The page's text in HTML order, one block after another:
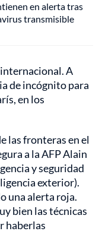
en alerta tras
transmisible
A
de incógnito para
en los
las fronteras en el
a la AFP Alain
y seguridad
exterior).
una alerta roja.
bien las técnicas
haberlas